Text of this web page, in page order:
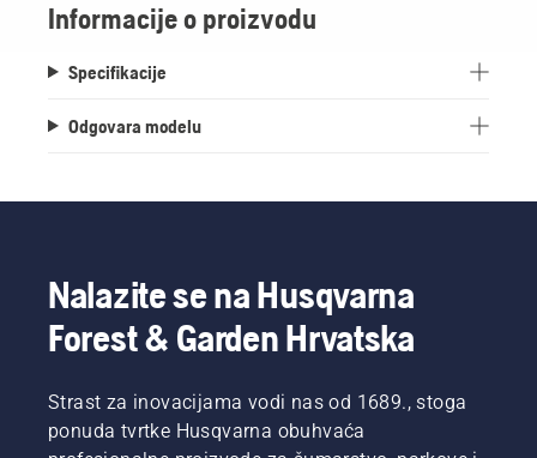
Informacije o proizvodu
Specifikacije
Odgovara modelu
Nalazite se na Husqvarna
Forest & Garden Hrvatska
Strast za inovacijama vodi nas od 1689., stoga
ponuda tvrtke Husqvarna obuhvaća